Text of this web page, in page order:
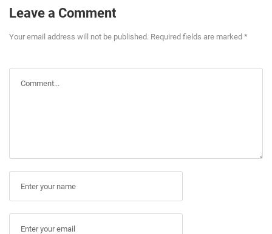
Leave a Comment
Your email address will not be published. Required fields are marked *